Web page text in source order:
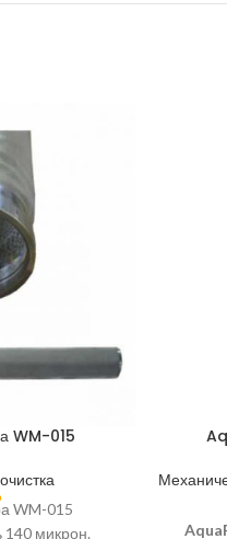
WM-015
WM-015
микрон.